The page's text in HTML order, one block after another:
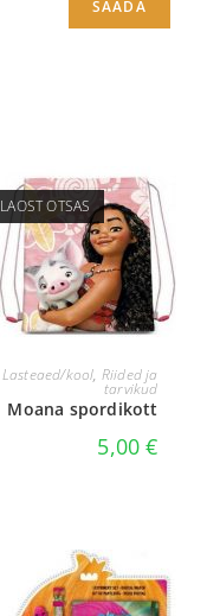
LAOST OTSAS
LOE EDASI
Lasteaed/kool, Riided ja
tarvikud
Moana spordikott
5,00€